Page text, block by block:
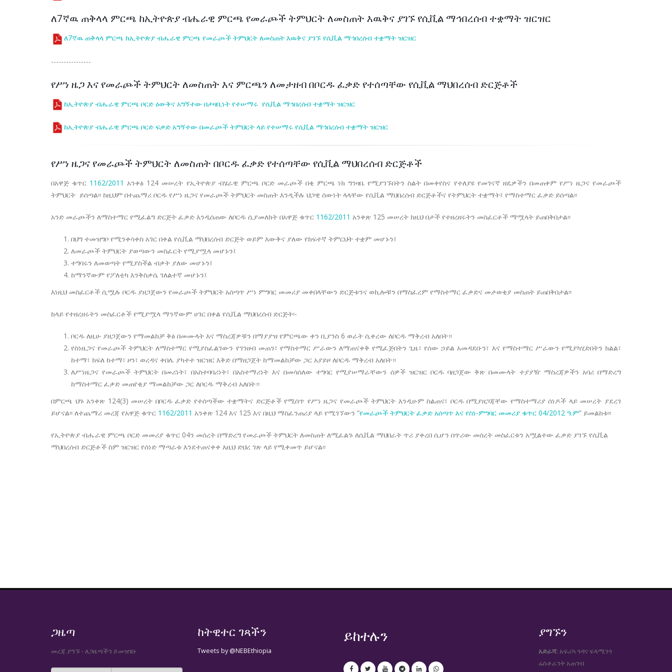
ለ7ኛዉ ጠቅላላ ምርጫ ከኢትዮጵያ ብሔራዊ ምርጫ የመራጮች ትምህርት ለመስጠት እዉቅና ያገኙ የሲቪል ማኅበረሰብ ተቋማት ዝርዝር
ለ7ኛዉ ጠቅላላ ምርጫ ከኢትዮጵያ ብሔራዊ ምርጫ የመራጮች ትምህርት ለመስጠት እዉቅና ያገኙ የሲቪል ማኅበረሰብ ተቋማት ዝርዝር
----------------
የሥነ ዜጋ እና የመራጮች ትምህርት ለመስጠት እና ምርጫን ለመታዘብ በቦርዱ ፈቃድ የተሰጣቸው የሲቪል ማህበረሰብ ድርጅቶች
ከኢትዮጵያ ብሔራዊ ምርጫ ቦርድ ዕውቅና አግኝተው በታዛቢነት የተሠማሩ የሲቪል ማኅበረሰብ ተቋማት ዝርዝር
ከኢትዮጵያ ብሔራዊ ምርጫ ቦርድ ፍቃድ አግኝተው በመራጮች ትምህርት ላይ የተሠማሩ የሲቪል ማኅበረሰብ ተቋማት ዝርዝር
የሥነ ዜጋና የመራጮች ትምህርት ለመስጠት በቦርዱ ፈቃድ የተሰጣቸው የሲቪል ማህበረሰብ ድርጅቶች
በአዋጅ ቁጥር 1162/2011 አንቀፅ 124 መሠረት የኢትዮጵያ ብሄራዊ ምርጫ ቦርድ መራጮች በቂ ምርጫ ነክ ግንዛቤ የሚያገኙበትን ስልት በመቀየስና የተለያዩ የመገናኛ ዘዴዎችን በመጠቀም የሥነ ዜጋና የመራጮች
ትምህርት ይሰጣል፡፡ ከዚህም በተጨማሪ ቦርዱ የሥነ ዜጋና የመራጮች ትምህርት መስጠት እንዲችሉ ህጋዊ ሰውነት ላላቸው የሲቪል ማህበረሰብ ድርጅቶችና የትምህርት ተቋማት፤ የማስተማር ፈቃድ ይሰጣል፡፡
አንድ መራጮችን ለማስተማር የሚፈልግ ድርጅት ፈቃድ እንዲሰጠው ለቦርዱ ሲያመለክት በአዋጅ ቁጥር 1162/2011 አንቀጽ 125 መሠረት ከዚህ በታች የተዘረዘሩትን መስፈርቶች ማሟላት ይጠበቅበታል፡፡
በህግ ተመዝግቦ የሚንቀሳቀስ አገር በቀል የሲቪል ማህበረሰብ ድርጅት ወይም እውቅና ያለው የከፍተኛ ትምርህት ተቋም መሆኑን፤
ለመራጮች ትምህርት ያወጣውን መስፈርት የሚያሟላ መሆኑን፤
ተግባሩን ለመወጣት የሚያስችል ብቃት ያለው መሆኑን፤
ከማንኛውም የፖለቲካ እንቅስቃሴ ገለልተኛ መሆኑን፤
እነዚህ መስፈርቶች ሲሟሉ ቦርዱ ያዘጋጀውን የመራጮች ትምህርት አሰጣጥ ሥነ ምግባር መመሪያ መቀበላቸውን ድርጅቱንና ወኪሎቹን በማስፈረም የማስተማር ፈቃድና መታወቂያ መስጠት ይጠበቅበታል፡፡
ከላይ የተዘረዘሩትን መስፈርቶች የሚያሟላ ማንኛውም ሀገር በቀል የሲቪል ማህበረሰብ ድርጅት፡-
ቦርዱ ለዚሁ ያዘጋጀውን የማመልከቻ ቅፅ በመሙላት እና ማስረጃዎቹን በማያያዝ የምርጫው ቀን ቢያንስ 6 ወራት ሲቀረው ለቦርዱ ማቅረብ አለበት።
የስነዜጋና የመራጮች ትምህርት ለማስተማር የሚያስፈልገውን የገንዘብ መጠን፣ የማስተማር ሥራውን ለማጠናቀቅ የሚፈጅበትን ጊዜ፣ የሰው ኃይል አመዳደቡን፣ እና የማስተማር ሥራውን የሚያካሂድበትን ክልል፣
ከተማ፣ ክፍለ ከተማ፣ ዞን፣ ወረዳና ቀበሌ ያካተተ ዝርዝር እቅድ በማዘጋጀት ከማመልከቻው ጋር አያይዞ ለቦርዱ ማቅረብ አለበት።
ለሥነዜጋና የመራጮች ትምህርት በመሪነት፣ በአስተባባሪነት፣ በአስተማሪነት እና በመሳሰለው ተግባር የሚያሠማራቸውን ሰዎች ዝርዝር ቦርዱ ባዘጋጀው ቅጽ በመሙላት ተያያዥ ማስረጃዎችን አባሪ በማድረግ
ከማስተማር ፈቃድ መጠየቂያ ማመልከቻው ጋር ለቦርዱ ማቅረብ አለበት።
በምርጫ ህጉ አንቀጽ 124(3) መሠረት በቦርዱ ፈቃድ የተሰጣችው ተቋማትና ድርጅቶች የሚሰጥ የሥነ ዜጋና የመራጮች ትምህርት እንዲሁም ስልጠና፣ ቦርዱ በሚያዘጋጃቸው የማስተማሪያ ሰነዶች ላይ መሠረት ያደረገ
ይሆናል፡፡ ለተጨማሪ መረጃ የአዋጅ ቁጥር 1162/2011 አንቀጽ 124 እና 125 እና በዚህ ማስፈንጠሪያ ላይ የሚገኘውን “የመራጮች ትምህርት ፈቃድ አሰጣጥ እና የስነ-ምግባር መመሪያ ቁጥር 04/2012 ዓ.ም” ይመልከቱ፡፡
የኢትዮጵያ ብሔራዊ ምርጫ ቦርድ መመሪያ ቁጥር 04ን መሰረት በማድረግ የመራጮች ትምህርት ለመስጠት ለሚፈልጉ ለሲቪል ማህበራት ጥሪ ያቀረበ ሲሆን በጥሪው መሰረት መስፈርቱን አሟልተው ፈቃድ ያገኙ የሲቪል
ማህበረሰብ ድርጅቶች ስም ዝርዝር የሰነድ ማጣራቱ እንደተጠናቀቀ እዚህ ድህረ ገጽ ላይ የሚቀመጥ ይሆናል፡፡
ጋዜጣ
መረጃ ያግኙ - ለጋዜጣችን ይመዝገቡ
ከትዊተር ገጻችን
Tweets by @NEBEthiopia
ይከተሉን ያግኙን
አድራሻ: አፍሪካ ጎዳና ፍላሚንጎ
ሬስቶራንት አጠገብ